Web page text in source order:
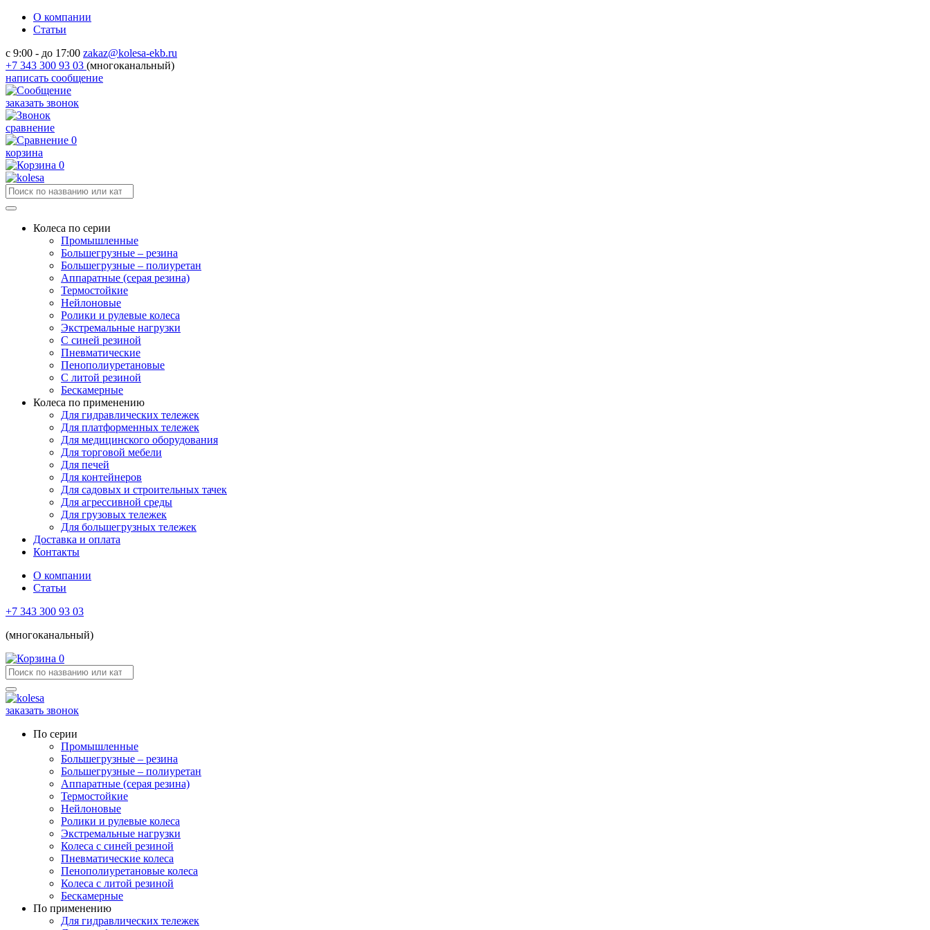
О компании
Статьи
с 9:00 - до 17:00 zakaz@kolesa-ekb.ru
+7 343 300 93 03 (многоканальный)
написать сообщение
заказать звонок
сравнение
0
корзина
0
Колеса по серии
Промышленные
Большегрузные – резина
Большегрузные – полиуретан
Аппаратные (серая резина)
Термостойкие
Нейлоновые
Ролики и рулевые колеса
Экстремальные нагрузки
С синей резиной
Пневматические
Пенополиуретановые
С литой резиной
Бескамерные
Колеса по применению
Для гидравлических тележек
Для платформенных тележек
Для медицинского оборудования
Для торговой мебели
Для печей
Для контейнеров
Для садовых и строительных тачек
Для агрессивной среды
Для грузовых тележек
Для большегрузных тележек
Доставка и оплата
Контакты
О компании
Статьи
+7 343 300 93 03
(многоканальный)
0
заказать звонок
По серии
Промышленные
Большегрузные – резина
Большегрузные – полиуретан
Аппаратные (серая резина)
Термостойкие
Нейлоновые
Ролики и рулевые колеса
Экстремальные нагрузки
Колеса с синей резиной
Пневматические колеса
Пенополиуретановые колеса
Колеса с литой резиной
Бескамерные
По применению
Для гидравлических тележек